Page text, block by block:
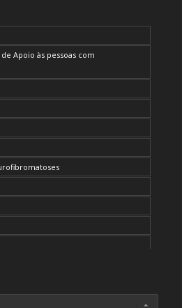
Apoio às pessoas com
auditivo